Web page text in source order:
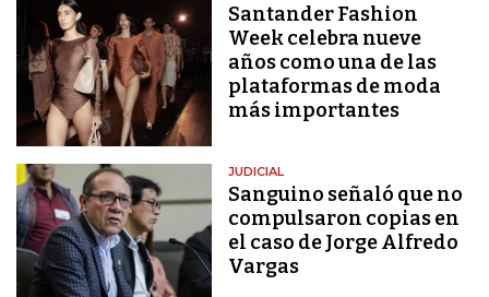
Santander Fashion
Week celebra nueve
años como una de las
plataformas de moda
más importantes
JUDICIAL
Sanguino señaló que no
compulsaron copias en
el caso de Jorge Alfredo
Vargas